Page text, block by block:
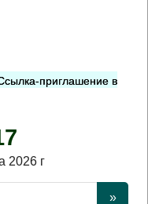
приглашение в
2026 г